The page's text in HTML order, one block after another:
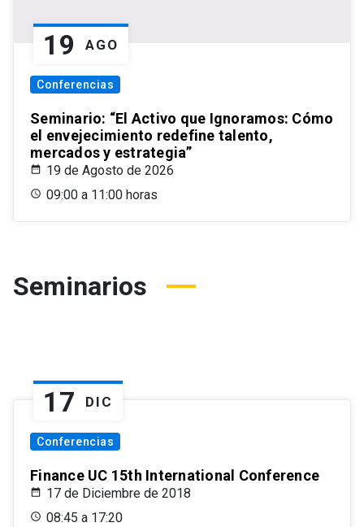
19 AGO
Conferencias
Seminario: “El Activo que Ignoramos: Cómo
el envejecimiento redefine talento,
mercados y estrategia”
19 de Agosto de 2026
09:00 a 11:00 horas
Seminarios
17 DIC
Conferencias
Finance UC 15th International Conference
17 de Diciembre de 2018
08:45 a 17:20